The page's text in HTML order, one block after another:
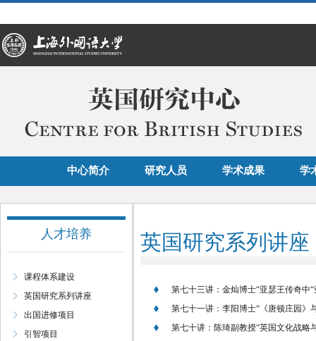
中心简介 研究人员 学术成果 学
人才培养
课程体系建设
英国研究系列讲座
出国进修项目
引智项目
英国研究系列讲座
第七十三讲：金灿博士“亚瑟王传奇中
第七十一讲：李阳博士“《唐顿庄园》
第七十讲：陈琦副教授“英国文化战略